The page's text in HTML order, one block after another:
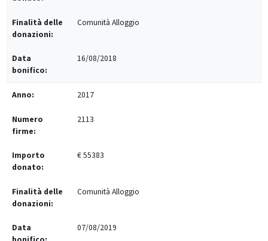
Comunità Alloggio
16/08/2018
2017
2113
€ 55383
Comunità Alloggio
07/08/2019